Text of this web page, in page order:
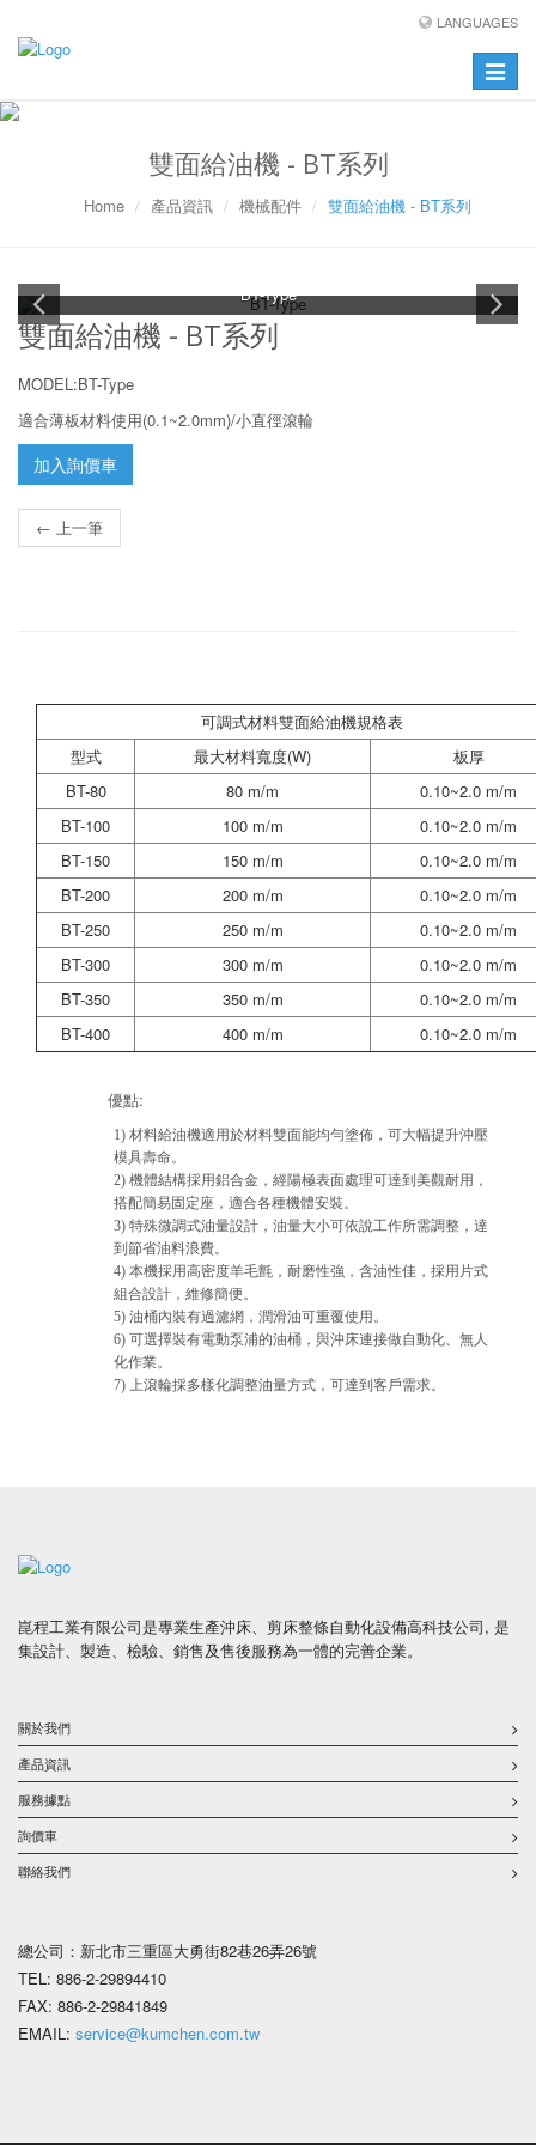
LANGUAGES
Toggle
雙面給油機 - BT系列
Home 產品資訊 機械配件 雙面給油機 - BT系列
BT-Type
雙面給油機 - BT系列
MODEL:BT-Type
適合薄板材料使用(0.1~2.0mm)/小直徑滾輪
加入詢價車
← 上一筆
可調式材料雙面給油機規格表
型式
最大材料寬度(W)
板厚
BT-80
80 m/m
0.10~2.0 m/m
BT-100
100 m/m
0.10~2.0 m/m
BT-150
150 m/m
0.10~2.0 m/m
BT-200
200 m/m
0.10~2.0 m/m
BT-250
250 m/m
0.10~2.0 m/m
BT-300
300 m/m
0.10~2.0 m/m
BT-350
350 m/m
0.10~2.0 m/m
BT-400
400 m/m 0.10~2.0 m/m
優點:
1) 材料給油機適用於材料雙面能均勻塗佈，可大幅提升沖壓
模具壽命。
2) 機體結構採用鋁合金，經陽極表面處理可達到美觀耐用，
搭配簡易固定座，適合各種機體安裝。
3) 特殊微調式油量設計，油量大小可依說工作所需調整，達
到節省油料浪費。
4) 本機採用高密度羊毛氈，耐磨性強，含油性佳，採用片式
組合設計，維修簡便。
5) 油桶內裝有過濾網，潤滑油可重覆使用。
6) 可選擇裝有電動泵浦的油桶，與沖床連接做自動化、無人
化作業。
7) 上滾輪採多樣化調整油量方式，可達到客戶需求。
崑程工業有限公司是專業生產沖床、剪床整條自動化設備高科技公司, 是
集設計、製造、檢驗、銷售及售後服務為一體的完善企業。
關於我們
產品資訊
服務據點
詢價車
聯絡我們
總公司：新北市三重區大勇街82巷26弄26號
TEL: 886-2-29894410
FAX: 886-2-29841849
EMAIL: service@kumchen.com.tw